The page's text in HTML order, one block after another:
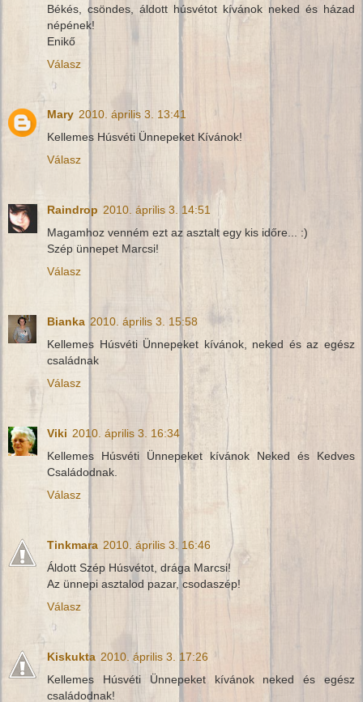
Békés, csöndes, áldott húsvétot kívánok neked és házad
népének!
Enikő
Válasz
Mary 2010. április 3. 13:41
Kellemes Húsvéti Ünnepeket Kívánok!
Válasz
Raindrop 2010. április 3. 14:51
Magamhoz venném ezt az asztalt egy kis időre... :)
Szép ünnepet Marcsi!
Válasz
Bianka 2010. április 3. 15:58
Kellemes Húsvéti Ünnepeket kívánok, neked és az egész
családnak
Válasz
Viki 2010. április 3. 16:34
Kellemes Húsvéti Ünnepeket kívánok Neked és Kedves
Családodnak.
Válasz
Tinkmara 2010. április 3. 16:46
Áldott Szép Húsvétot, drága Marcsi!
Az ünnepi asztalod pazar, csodaszép!
Válasz
Kiskukta 2010. április 3. 17:26
Kellemes Húsvéti Ünnepeket kívánok neked és egész
családodnak!